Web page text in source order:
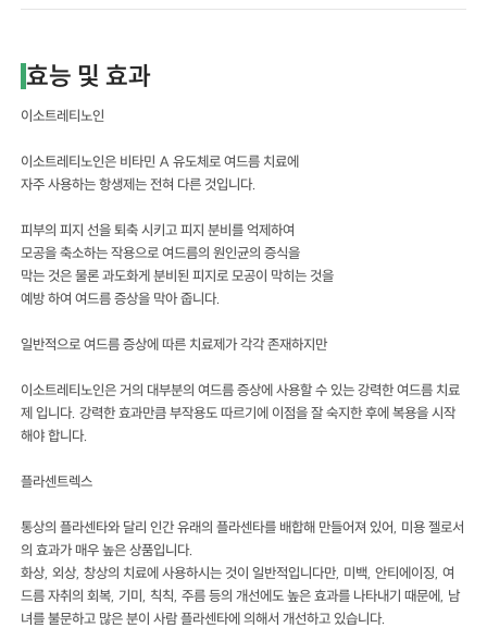
효능 및 효과
이소트레티노인
이소트레티노인은 비타민 A 유도체로 여드름 치료에
자주 사용하는 항생제는 전혀 다른 것입니다.
피부의 피지 선을 퇴축 시키고 피지 분비를 억제하여
모공을 축소하는 작용으로 여드름의 원인균의 증식을
막는 것은 물론 과도화게 분비된 피지로 모공이 막히는 것을
예방 하여 여드름 증상을 막아 줍니다.
일반적으로 여드름 증상에 따른 치료제가 각각 존재하지만
이소트레티노인은 거의 대부분의 여드름 증상에 사용할 수 있는 강력한 여드름 치료
제 입니다. 강력한 효과만큼 부작용도 따르기에 이점을 잘 숙지한 후에 복용을 시작
해야 합니다.
플라센트렉스
통상의 플라센타와 달리 인간 유래의 플라센타를 배합해 만들어져 있어, 미용 젤로서
의 효과가 매우 높은 상품입니다.
화상, 외상, 창상의 치료에 사용하시는 것이 일반적입니다만, 미백, 안티에이징, 여
드름 자취의 회복, 기미, 칙칙, 주름 등의 개선에도 높은 효과를 나타내기 때문에, 남
녀를 불문하고 많은 분이 사람 플라센타에 의해서 개선하고 있습니다.